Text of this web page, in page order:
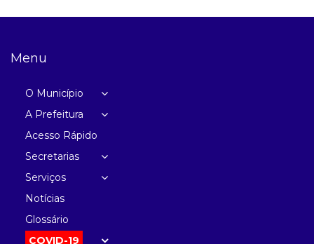
Menu
O Município
A Prefeitura
Acesso Rápido
Secretarias
Serviços
Notícias
Glossário
COVID-19